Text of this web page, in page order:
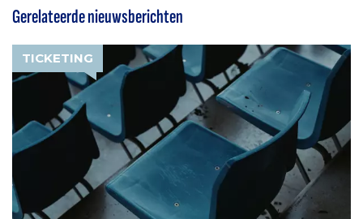
Gerelateerde nieuwsberichten
TICKETING